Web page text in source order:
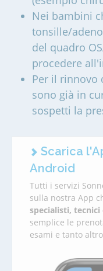
Nei bambini
tonsille/
del quadro
procedere
Per il rinnovo
sono già in
sospetti la
Scarica
Android
Tutti i servizi
sulla nostra App
specialisti, tecnici
semplice le
esami e tanto